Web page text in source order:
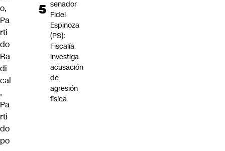
o,
Pa
rti
do
Ra
di
cal
,
Pa
rti
do
po
senador
Fidel
Espinoza
(PS):
Fiscalía
investiga
acusación
de
agresión
física